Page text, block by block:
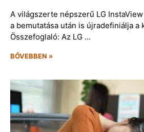
A világszerte népszerű LG
a bemutatása után is újradefiniálja a
Összefoglaló: Az LG …
BŐVEBBEN »